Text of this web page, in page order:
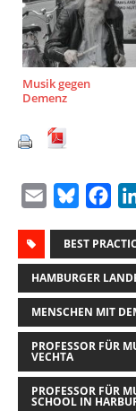
Musik gegen
Demenz
i
l
u
e
s
k
y
c
e
b
o
o
k
BEST
HAMBURGER
MENSCHEN MIT
PROFESSOR FÜR
VECHTA
PROFESSOR FÜR
SCHOOL IN